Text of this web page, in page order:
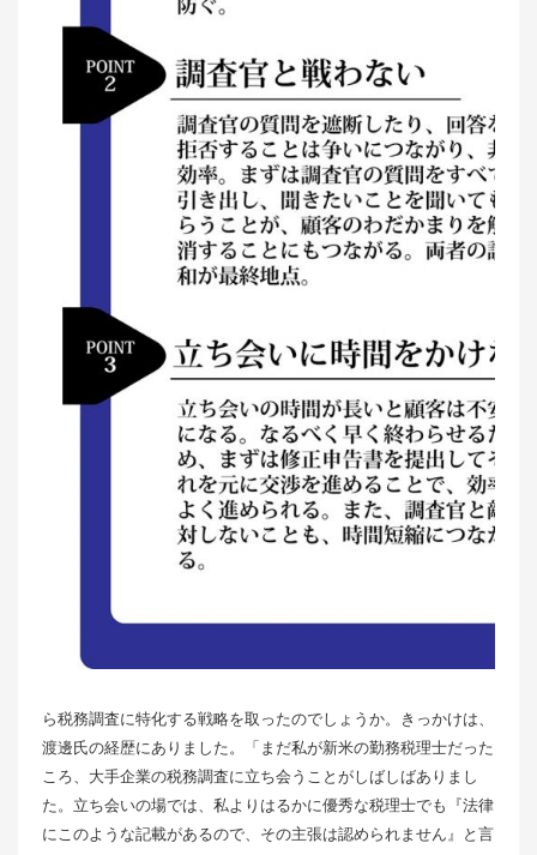
ら税務調査に特化する戦略を取ったのでしょうか。きっかけは、
渡邊氏の経歴にありました。「まだ私が新米の勤務税理士だった
ころ、大手企業の税務調査に立ち会うことがしばしばありまし
た。立ち会いの場では、私よりはるかに優秀な税理士でも『法律
にこのような記載があるので、その主張は認められません』と言